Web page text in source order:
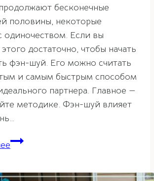
бесконечные
половины, некоторые
одиночеством. Если вы
достаточно, чтобы начать
фэн-шуй. Его можно считать
и самым быстрым способом
партнера. Главное —
методике. Фэн-шуй влияет
10